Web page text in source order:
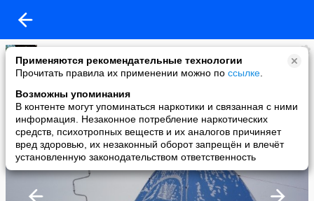
Применяются рекомендательные технологии
Прочитать правила их применении можно по ссылке
Возможны упоминания
В контенте могут упоминаться наркотики и связанная с ними
информация. Незаконное потребление наркотических
средств, психотропных веществ и их аналогов причиняет
вред здоровью, их незаконный оборот запрещён и влечёт
установленную законодательством ответственность
Виктор Лукин
added a photo
15 Mar в 11:02